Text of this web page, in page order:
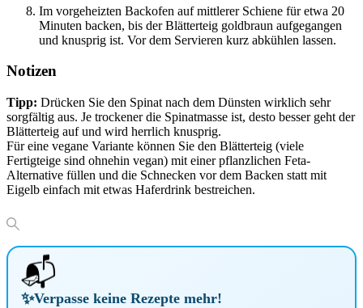
Im vorgeheizten Backofen auf mittlerer Schiene für etwa 20
Minuten backen, bis der Blätterteig goldbraun aufgegangen
und knusprig ist. Vor dem Servieren kurz abkühlen lassen.
Notizen
Tipp: Drücken Sie den Spinat nach dem Dünsten wirklich sehr
sorgfältig aus. Je trockener die Spinatmasse ist, desto besser geht der
Blätterteig auf und wird herrlich knusprig.
Für eine vegane Variante können Sie den Blätterteig (viele
Fertigteige sind ohnehin vegan) mit einer pflanzlichen Feta-
Alternative füllen und die Schnecken vor dem Backen statt mit
Eigelb einfach mit etwas Haferdrink bestreichen.
📬
✨Verpasse keine Rezepte mehr!